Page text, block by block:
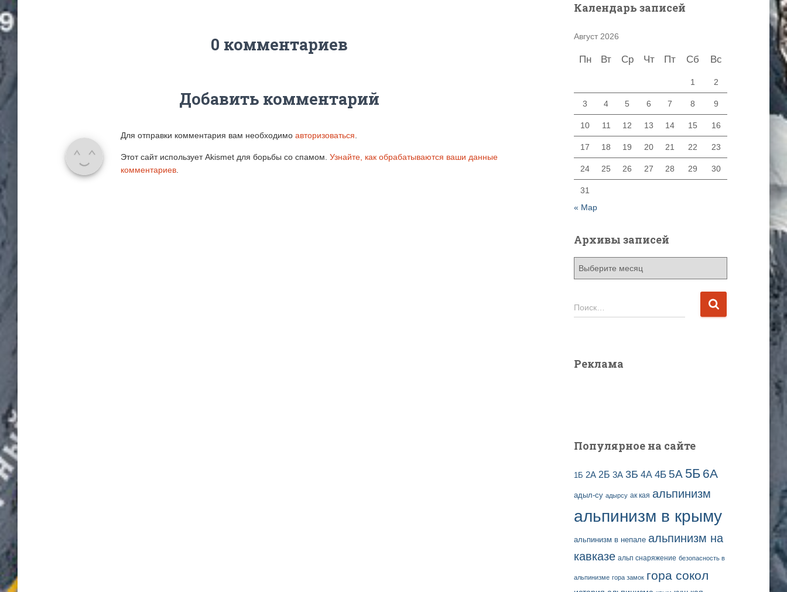
0 комментариев
Добавить комментарий
Для отправки комментария вам необходимо авторизоваться
Этот сайт использует Akismet для борьбы со спамом. Узнайте, как обрабатываются ваши данные
комментариев
Календарь записей
Август 2026
Пн Вт Ср Чт Пт Сб Вс
1 2
3 4 5 6 7 8 9
10 11 12 13 14 15 16
17 18 19 20 21 22 23
24 25 26 27 28 29 30
31
« Мар
Архивы записей
в
п
Н
а
:
Поиск…
Реклама
Популярное на сайте
1Б 2А 2Б 3А 3Б 4А 4Б 5А 5Б 6А
адыл-су адырсу ак кая альпинизм
альпинизм в крыму
альпинизм в непале альпинизм на
кавказе альп снаряжение безопасность в
альпинизме гора замок гора сокол